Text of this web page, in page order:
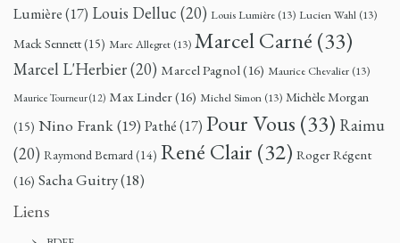
Lumière(17) Louis Delluc (20) Louis Lumière (13) Lucien Wahl (13)
Mack Sennett(15) Marc Allegret (13) Marcel Carné (33)
Marcel L'Herbier(20) Marcel Pagnol(16) Maurice Chevalier (13)
Maurice Tourneur(12) Max Linder(16) Michel Simon (13) Michèle Morgan
(15) Nino Frank(19) Pathé(17) Pour Vous (33) Raimu
(20) Raymond Bernard(14) René Clair (32) Roger Régent
(16) Sacha Guitry(18)
Liens